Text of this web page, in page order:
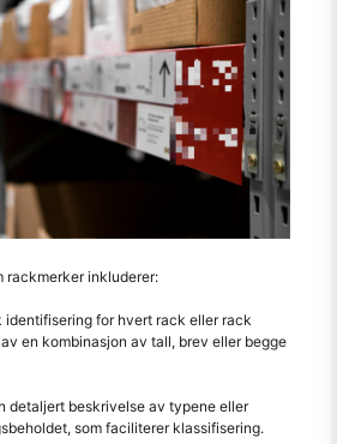
rackmerker inkluderer:
identifisering for hvert rack eller rack
en kombinasjon av tall, brev eller begge
detaljert beskrivelse av typene eller
som faciliterer klassifisering.